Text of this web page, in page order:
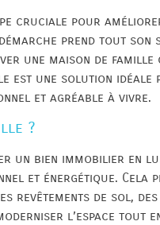
cruciale pour
prend tout son
une maison de
est une solution idéale
et agréable à vivre.
?
un bien immobilier en
et énergétique. Cela
revêtements de sol,
l’espace tout